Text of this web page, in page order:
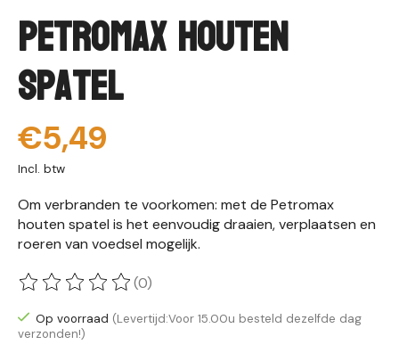
Petromax Houten
Spatel
€5,49
Incl. btw
Om verbranden te voorkomen: met de Petromax
houten spatel is het eenvoudig draaien, verplaatsen en
roeren van voedsel mogelijk.
De beoordeling van dit product is
(0)
Op voorraad (Levertijd:Voor 15.00u besteld dezelfde dag
verzonden!)